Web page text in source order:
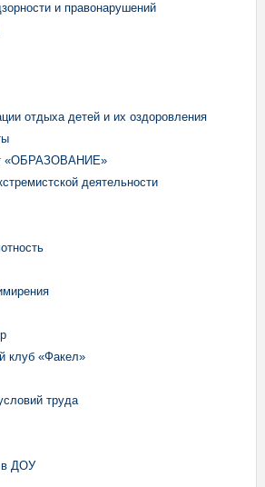
и правонарушений
отдыха детей и их оздоровления
«ОБРАЗОВАНИЕ»
деятельности
клуб «Факел»
труда
в ДОУ